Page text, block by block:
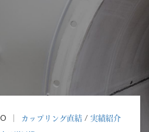
｜ カップリング直結/ 実績紹介